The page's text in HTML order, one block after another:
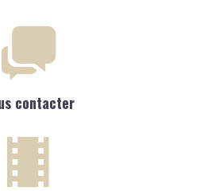
contacter